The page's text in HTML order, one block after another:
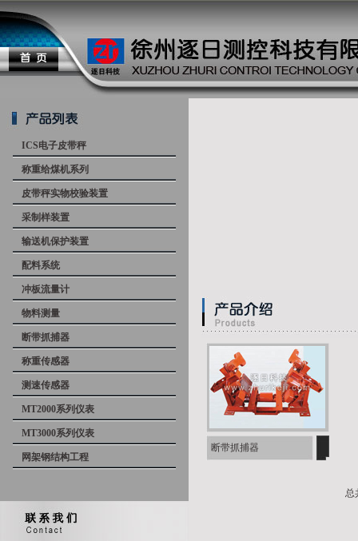
ICS电子皮带秤
称重给煤机系列
皮带秤实物校验装置
采制样装置
输送机保护装置
配料系统
冲板流量计
物料测量
断带抓捕器
称重传感器
测速传感器
MT2000系列仪表
MT3000系列仪表
网架钢结构工程
断带抓捕器
总